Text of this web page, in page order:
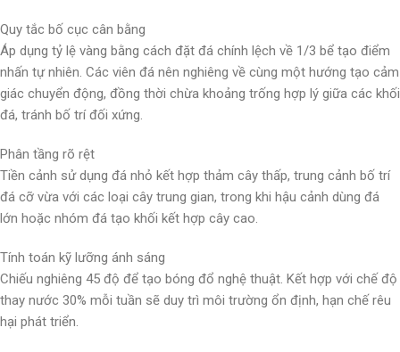
Quy tắc bố cục cân bằng
Áp dụng tỷ lệ vàng bằng cách đặt đá chính lệch về 1/3 bể tạo điểm
nhấn tự nhiên. Các viên đá nên nghiêng về cùng một hướng tạo cảm
giác chuyển động, đồng thời chừa khoảng trống hợp lý giữa các khối
đá, tránh bố trí đối xứng.
Phân tầng rõ rệt
Tiền cảnh sử dụng đá nhỏ kết hợp thảm cây thấp, trung cảnh bố trí
đá cỡ vừa với các loại cây trung gian, trong khi hậu cảnh dùng đá
lớn hoặc nhóm đá tạo khối kết hợp cây cao.
Tính toán kỹ lưỡng ánh sáng
Chiếu nghiêng 45 độ để tạo bóng đổ nghệ thuật. Kết hợp với chế độ
thay nước 30% mỗi tuần sẽ duy trì môi trường ổn định, hạn chế rêu
hại phát triển.